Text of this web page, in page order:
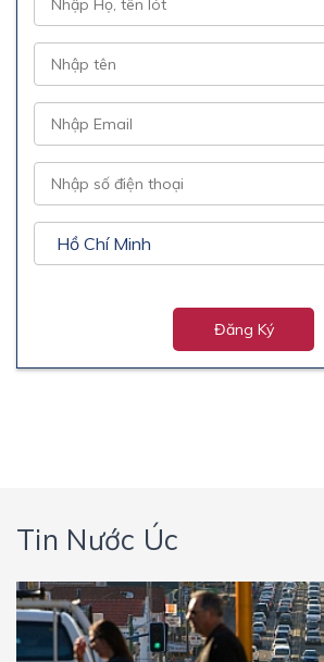
Đăng Ký
Tin Nước Úc